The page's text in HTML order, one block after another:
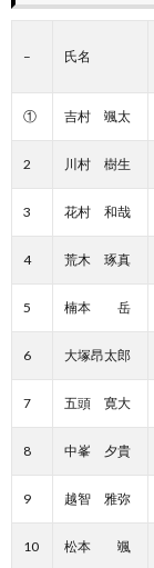
– 氏名
① 吉村 颯太
2 川村 樹生
3 花村 和哉
4 荒木 琢真
5 楠本 岳
6 大塚昂太郎
7 五頭 寛大
8 中峯 夕貴
9 越智 雅弥
10 松本 颯